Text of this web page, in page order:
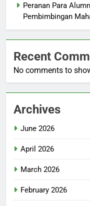
Peranan Para
Pembimbingan
Recent
No comments to
Archives
June 2026
April 2026
March 2026
February 2026